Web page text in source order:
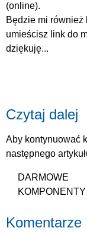
(online).
Będzie mi również
umieścisz link do
dziękuję...
Czytaj dalej
Aby kontynuować
następnego
DARMOWE
KOMPONENTY
Komentarze